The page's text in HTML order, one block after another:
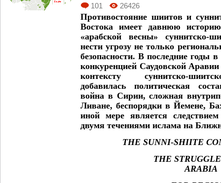
101 26426
Противостояние шиитов и
Востока имеет давнюю
«арабской весны» суннитско-
нести угрозу не только
безопасности. В последние годы
конкуренцией Саудовской
контексту суннитско-
добавилась политическая
война в Сирии, сложная
Ливане, беспорядки в Йемене,
иной мере является
двумя течениями ислама на
THE SUNNI-SHIITE
THE
ARABIA